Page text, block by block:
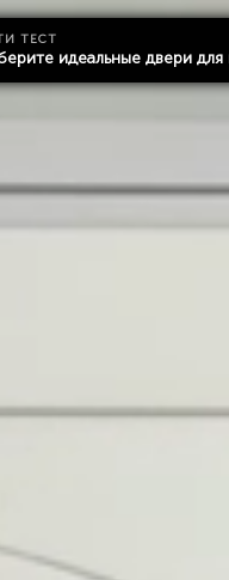
ТЕСТ
идеальные двери для